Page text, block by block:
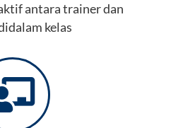
antara trainer dan
kelas